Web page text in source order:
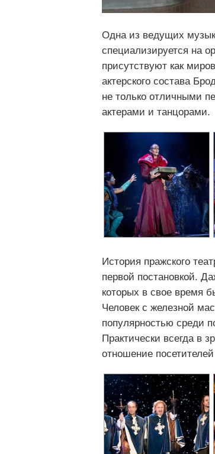
Одна из ведущих
специализируется на
присутствуют как
актерского состава
не только отличными
актерами и танцорами.
История пражского
первой постановкой.
которых в свое время
Человек с железной
популярностью среди
Практически всегда в
отношение